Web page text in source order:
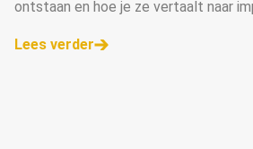
ontstaan en hoe je ze vertaalt naar
communicatiestrateeg.
Lees verder